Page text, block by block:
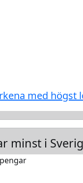
med högst
minst i